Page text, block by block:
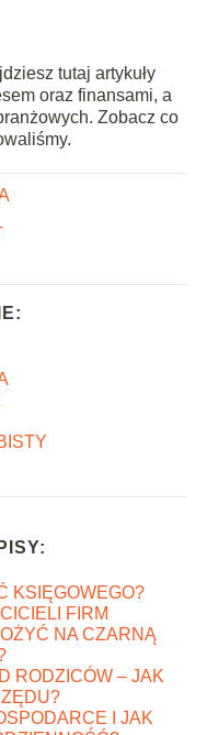
tutaj artykuły
oraz finansami, a
Zobacz co
KSIĘGOWEGO?
FIRM
NA CZARNĄ
RODZICÓW – JAK
I JAK